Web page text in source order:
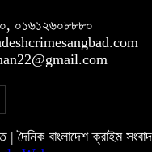
০১৬১২৬০৮৮৮০
দৈনিক বাংলাদেশ ক্রাইম সংবাদ